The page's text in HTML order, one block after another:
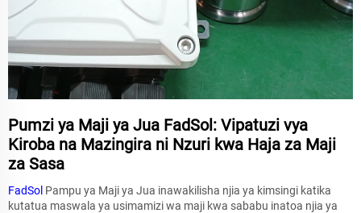
Pumzi ya Maji ya Jua FadSol: Vipatuzi vya
Kiroba na Mazingira ni Nzuri kwa Haja za Maji
za Sasa
FadSol Pampu ya Maji ya Jua inawakilisha njia ya kimsingi katika
kutatua maswala ya usimamizi wa maji kwa sababu inatoa njia ya